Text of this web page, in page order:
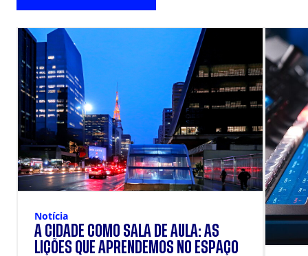
Notícia
A CIDADE COMO SALA DE AULA: AS
LIÇÕES QUE APRENDEMOS NO ESPAÇO